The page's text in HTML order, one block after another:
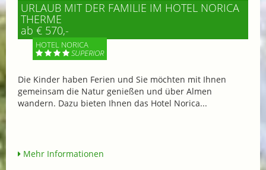
URLAUB MIT DER FAMILIE IM HOTEL NORICA
THERME
ab € 570,-
HOTEL NORICA
SUPERIOR
Die Kinder haben Ferien und Sie möchten mit Ihnen
gemeinsam die Natur genießen und über Almen
wandern. Dazu bieten Ihnen das Hotel Norica...
Mehr Informationen